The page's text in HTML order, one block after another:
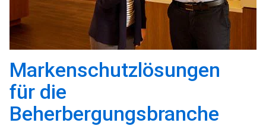
Markenschutzlösungen
für die
Beherbergungsbranche